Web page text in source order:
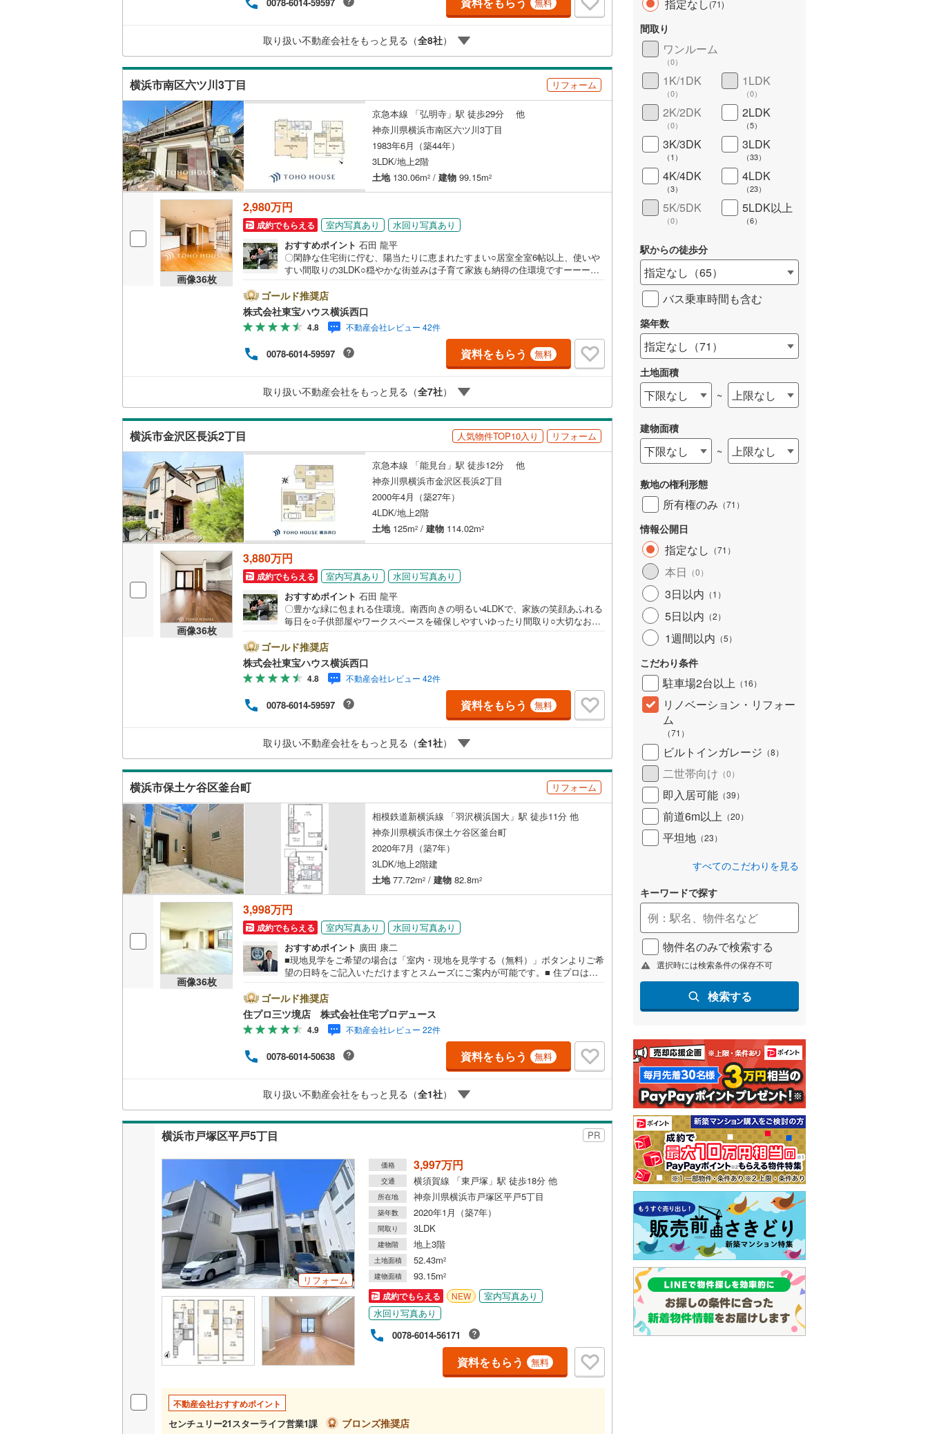
市銀行利率/年利 0.95％（変動金利）※上記金利は 2026年8月時点 のものであ
り、実際の適用金利は融資実行時のものとなります。金利情勢により表記の返
ーーーー
取り扱い不動産会社をもっと見る（全8社）
横浜市南区六ツ川3丁目 リフォーム
京急本線 「弘明寺」駅 徒歩29分 他
神奈川県横浜市南区六ツ川3丁目
1983年6月（築44年）
3LDK/地上2階
土地130.06m2 / 建物 99.15m2
画像36枚
2,980万円
成約でもらえる 室内写真あり
水回り写真あり
おすすめポイント 石田 龍平
〇閑静な住宅街に佇む、陽当たりに恵まれたすまい○居室全室6帖以上、使いや
すい間取りの3LDK○穏やかな街並みは子育て家族も納得の住環境ですーーーーY
ボーナスライトがもらえる「Yahoo！ 不動産 物件ご成約キャンペーン」の対象
になります。「資料をもらう」「見学予約をする」ボタンからお問い合わせく
ださい。※必ずYahoo！ JAPAN IDでログインしてください。※PayPayボーナス
ライトは出金と譲渡はできません。有効期限は付与日から60日です。ーーーー
ーーーーーーーーーーーーーーーーーーーーーー紹介金融機関/都市銀行利率/年
利 0.95％（変動金利）※上記金利は 2026年8月時点 のものであり、実際の適用
金利は融資実行時のものとなります。金利情勢により表記の返済額と異なる場
ゴールド推奨店
株式会社東宝ハウス横浜西口
4.8 不動産会社レビュー 42件
0078-6014-59597 資料をもらう 無料
取り扱い不動産会社をもっと見る（全7社）
横浜市金沢区長浜2丁目 人気物件TOP10入り リフォーム
京急本線 「能見台」駅 徒歩12分 他
神奈川県横浜市金沢区長浜2丁目
2000年4月（築27年）
4LDK/地上2階
土地125m2 / 建物 114.02m2
画像36枚
3,880万円
成約でもらえる 室内写真あり
水回り写真あり
おすすめポイント 石田 龍平
〇豊かな緑に包まれる住環境。南西向きの明るい4LDKで、家族の笑顔あふれる
毎日を○子供部屋やワークスペースを確保しやすいゆったり間取り○大切なお車
対象店舗ーーーー当店で物件を成約するとPayPayボーナスライトがもらえる
「Yahoo！ 不動産 物件ご成約キャンペーン」の対象になります。「資料をもら
う」「見学予約をする」ボタンからお問い合わせください。※必ずYahoo！ JAP
AN IDでログインしてください。※PayPayボーナスライトは出金と譲渡はでき
ません。有効期限は付与日から60日です。ーーーーーーーーーーーーーーーー
ーーーーーーーーーー紹介金融機関/都市銀行利率/年利 0.95％（変動金利）※上
記金利は 2026年8月時点 のものであり、実際の適用金利は融資実行時のものと
ーーーーーーーーーーーーーーーーーーーー
ゴールド推奨店
株式会社東宝ハウス横浜西口
4.8 不動産会社レビュー 42件
0078-6014-59597 資料をもらう 無料
取り扱い不動産会社をもっと見る（全1社）
横浜市保土ケ谷区釜台町 リフォーム
相模鉄道新横浜線 「羽沢横浜国大」駅 徒歩11分 他
神奈川県横浜市保土ケ谷区釜台町
2020年7月（築7年）
3LDK/地上2階建
土地77.72m2 / 建物 82.8m2
画像36枚
3,998万円
成約でもらえる 室内写真あり
水回り写真あり
おすすめポイント 廣田 康二
■現地見学をご希望の場合は「室内・現地を見学する（無料）」ボタンよりご希
望の日時をご記入いただけますとスムーズにご案内が可能です。■ 住プロは保
す！最新物件情報や当社限定で販売する物件情報も多数ございますので、お気
軽にお問合せ下さい！ -------------- 弊社独自の住宅ローン提案システム 弊社では
ファイナンシャル専門スタッフによる【丁寧な資金アドバイス】【ファイナン
シャルプラン提案書の作成】を随時行っております。意外に知らないお客様が
多い【定年時の住宅ローン残高】【住宅購入者だけが加入できる無料の生命保
険】【13年間もらえる、国からの特別ボーナス】これから多くなる【教育費】
住宅を買った後から始まる【住宅ローン返済】65歳以上から必要になる【老後
せんか？？ --------------
ゴールド推奨店
住プロ三ツ境店 株式会社住宅プロデュース
4.9 不動産会社レビュー 22件
0078-6014-50638 資料をもらう 無料
取り扱い不動産会社をもっと見る（全1社）
横浜市戸塚区平戸5丁目 PR
リフォーム
価格 3,997万円
交通 横須賀線 「東戸塚」駅 徒歩18分 他
所在地 神奈川県横浜市戸塚区平戸5丁目
築年数 2020年1月（築7年）
間取り 3LDK
建物階 地上3階
土地面積 52.43m2
建物面積 93.15m2
成約でもらえる NEW
室内写真あり
水回り写真あり
0078-6014-56171
資料をもらう 無料
不動産会社おすすめポイント
センチュリー21スターライフ営業1課 ブロンズ推奨店
指定なし(71)
間取り
ワンルーム
（0）
1K/1DK
（0）
1LDK
（0）
2K/2DK
（0）
2LDK
（5）
3K/3DK
（1 ）
3LDK
（33）
4K/4DK
（3）
4LDK
（23）
5K/5DK
（0）
5LDK以上
（6）
駅からの徒歩分
指定なし （65）
バス乗車時間も含む
築年数
指定なし （71 ）
土地面積
下限なし ~ 上限なし
建物面積
下限なし ~ 上限なし
敷地の権利形態
所有権のみ （71 ）
情報公開日
指定なし （71 ）
本日 （0）
3日以内 （1 ）
5日以内 （2）
1週間以内 （5）
こだわり条件
駐車場2台以上 （16）
リノベーション・リフォー
ム
（71 ）
ビルトインガレージ （8）
二世帯向け （0）
即入居可能 （39）
前道6m以上 （20）
平坦地 （23）
すべてのこだわりを見る
キーワードで探す
物件名のみで検索する
選択時には検索条件の保存不可
検索する
オンライン対応
オンライン内見(相談)可（50） IT重説可（41）
オンライン対応とは？ 詳しく見る